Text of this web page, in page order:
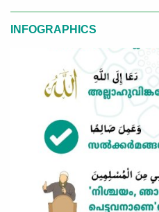
INFOGRAPHICS